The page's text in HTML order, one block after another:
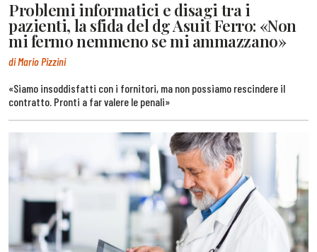
Problemi informatici e disagi tra i
pazienti, la sfida del dg Asuit Ferro: «Non
mi fermo nemmeno se mi ammazzano»
di Mario Pizzini
«Siamo insoddisfatti con i fornitori, ma non possiamo rescindere il
contratto. Pronti a far valere le penali»